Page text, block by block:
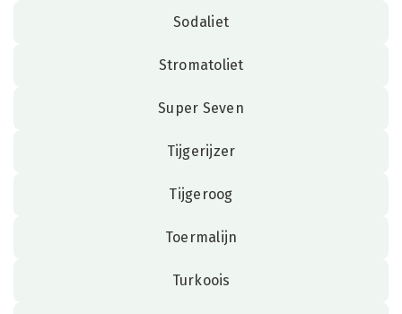
Sodaliet
Stromatoliet
Super Seven
Tijgerijzer
Tijgeroog
Toermalijn
Turkoois